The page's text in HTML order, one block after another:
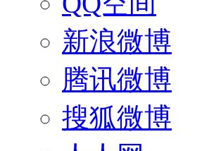
新浪微博
腾讯微博
搜狐微博